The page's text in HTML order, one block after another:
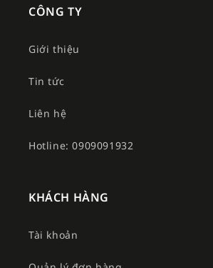
CÔNG TY
Giới thiệu
Tin tức
Liên hệ
Hotline: 0909091932
KHÁCH HÀNG
Tài khoản